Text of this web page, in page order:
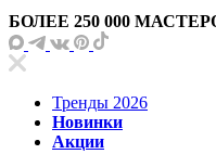
БОЛЕЕ 250 000
Тренды 2026
Новинки
Акции